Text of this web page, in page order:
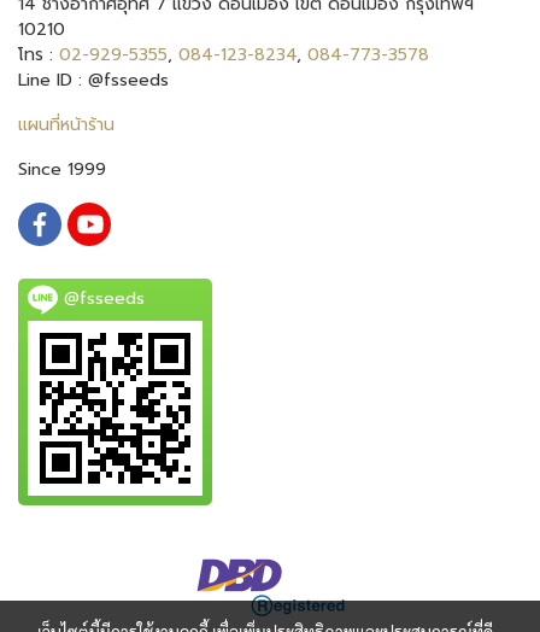
10210
โทร : 02-929-5355, 084-123-8234, 084-773-3578
Line ID : @fsseeds
แผนที่หน้าร้าน
Since 1999
@fsseeds